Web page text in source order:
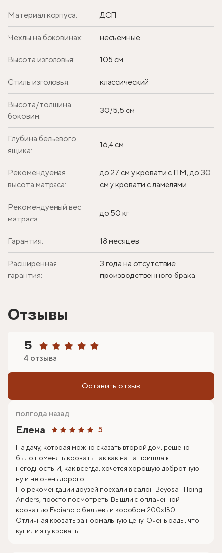
Материал корпуса: ДСП
Чехлы на боковинах: несъемные
Высота изголовья: 105 см
Стиль изголовья: классический
Высота/толщина
боковин:
30/5,5 см
Глубина бельевого
ящика:
16,4 см
Рекомендуемая
высота матраса:
до 27 см у кровати с ПМ, до 30
см у кровати с ламелями
Рекомендуемый вес
матраса:
до 50 кг
Гарантия: 18 месяцев
Расширенная
гарантия:
3 года на отсутствие
производственного брака
Отзывы
5
4 отзыва
Оставить отзыв
Елена 5
полгода назад
На дачу, которая можно сказать второй дом, решено
было поменять кровать так как наша пришла в
негодность. И, как всегда, хочется хорошую добротную
ну и не очень дорого.
По рекомендации друзей поехали в салон Beyosa Hilding
Anders, просто посмотреть. Вышли с оплаченной
кроватью Fabiano с бельевым коробом 200х180.
Отличная кровать за нормальную цену. Очень рады, что
купили эту кровать.